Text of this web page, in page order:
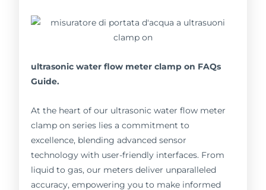
ultrasonic water flow meter clamp on FAQs
Guide.
At the heart of our ultrasonic water flow meter
clamp on series lies a commitment to
excellence, blending advanced sensor
technology with user-friendly interfaces. From
liquid to gas, our meters deliver unparalleled
accuracy, empowering you to make informed